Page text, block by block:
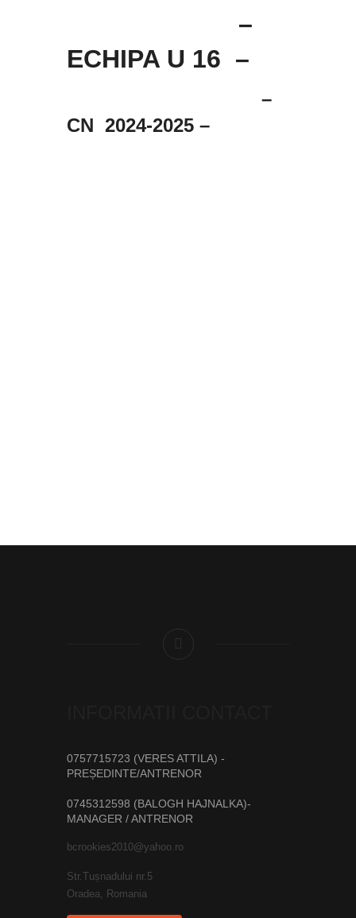
–
ECHIPA U 16 –
–
CN 2024-2025 –
0757715723 (VERES ATTILA) -
PREȘEDINTE/ANTRENOR
0745312598 (BALOGH HAJNALKA)-
MANAGER / ANTRENOR
bcrookies2010@yahoo.ro
Str.Tușnadului nr.5
Oradea, Romania